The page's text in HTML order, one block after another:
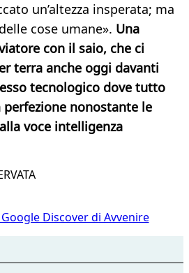
un’altezza insperata; ma
cose umane». Una
con il saio, che ci
terra anche oggi davanti
tecnologico dove tutto
nonostante le
voce intelligenza
Discover di Avvenire